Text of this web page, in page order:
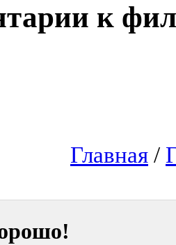
к
Главная /